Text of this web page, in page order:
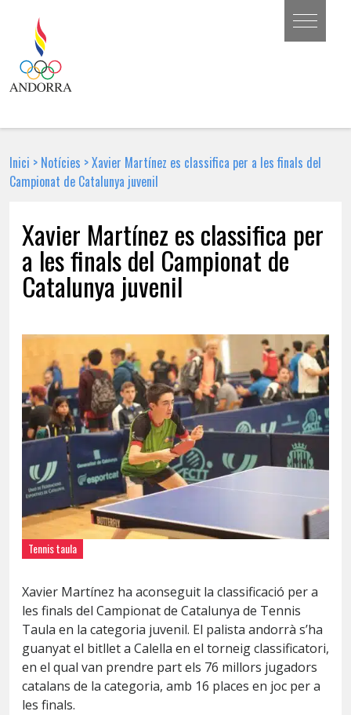
Inici > Notícies >Xavier Martínez es classifica per a les finals del
Campionat de Catalunya juvenil
Xavier Martínez es classifica per
a les finals del Campionat de
Catalunya juvenil
Tennis taula
Xavier Martínez ha aconseguit la classificació per a
les finals del Campionat de Catalunya de Tennis
Taula en la categoria juvenil. El palista andorrà s’ha
guanyat el bitllet a Calella en el torneig classificatori,
en el qual van prendre part els 76 millors jugadors
catalans de la categoria, amb 16 places en joc per a
les finals.